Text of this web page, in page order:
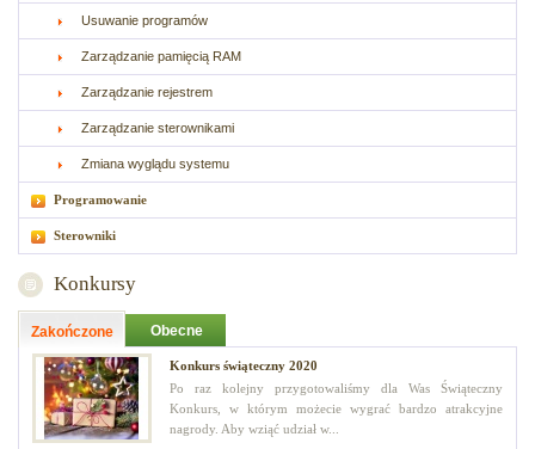
Usuwanie programów
Zarządzanie pamięcią RAM
Zarządzanie rejestrem
Zarządzanie sterownikami
Zmiana wyglądu systemu
Programowanie
Sterowniki
Konkursy
Zakończone Obecne
Konkurs świąteczny 2020
Po raz kolejny przygotowaliśmy dla Was Świąteczny
Konkurs, w którym możecie wygrać bardzo atrakcyjne
nagrody. Aby wziąć udział w...